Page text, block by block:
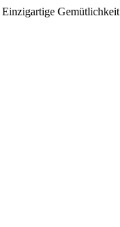
Einzigartige Gemütlichkeit